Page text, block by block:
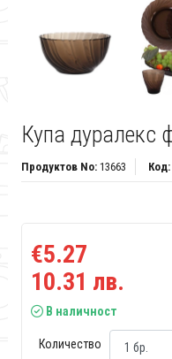
Купа дуралекс
Продуктов No:13663 Код:
€5.27
10.31 лв.
В наличност
Количество